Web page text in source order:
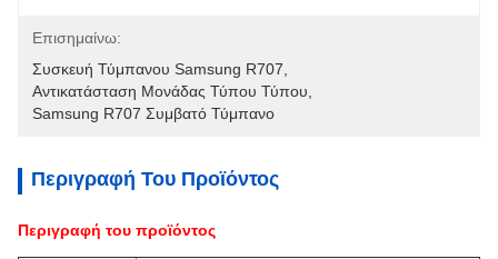
Επισημαίνω:
Συσκευή Τύμπανου Samsung R707
Αντικατάσταση Μονάδας Τύπου Τύπου
Samsung R707 Συμβατό Τύμπανο
Περιγραφή Του Προϊόντος
Περιγραφή του προϊόντος